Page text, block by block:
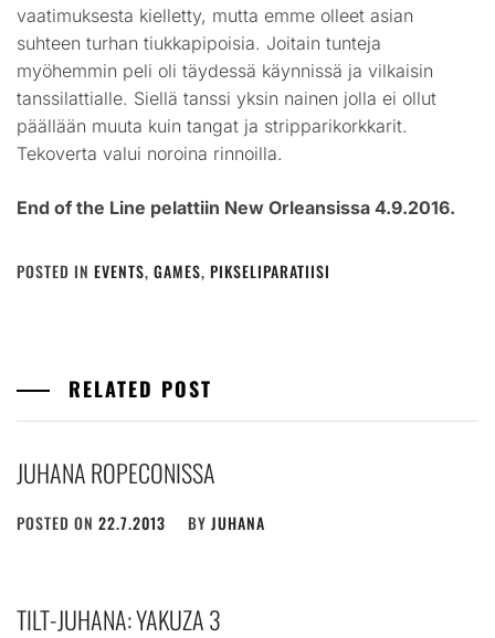
vaatimuksesta kielletty, mutta emme olleet asian
suhteen turhan tiukkapipoisia. Joitain tunteja
myöhemmin peli oli täydessä käynnissä ja vilkaisin
tanssilattialle. Siellä tanssi yksin nainen jolla ei ollut
päällään muuta kuin tangat ja stripparikorkkarit.
Tekoverta valui noroina rinnoilla.
End of the Line pelattiin New Orleansissa 4.9.2016.
POSTED IN EVENTS, GAMES, PIKSELIPARATIISI
RELATED POST
JUHANA ROPECONISSA
POSTED ON 22.7.2013 BY JUHANA
TILT-JUHANA: YAKUZA 3